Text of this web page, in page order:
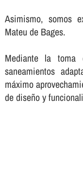
Asimismo, somos
Mateu de Bages.
Mediante la
saneamientos
máximo
de diseño y